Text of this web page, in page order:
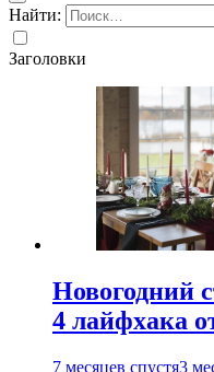
Найти:
Заголовки
Новогодний
4 лайфхака
7 месяцев спустя3